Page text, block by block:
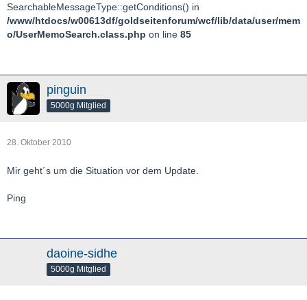
SearchableMessageType::getConditions() in
/www/htdocs/w00613df/goldseitenforum/wcf/lib/data/user/mem
o/UserMemoSearch.class.php on line 85
pinguin
5000g Mitglied
28. Oktober 2010
Mir geht´s um die Situation vor dem Update.
Ping
daoine-sidhe
5000g Mitglied